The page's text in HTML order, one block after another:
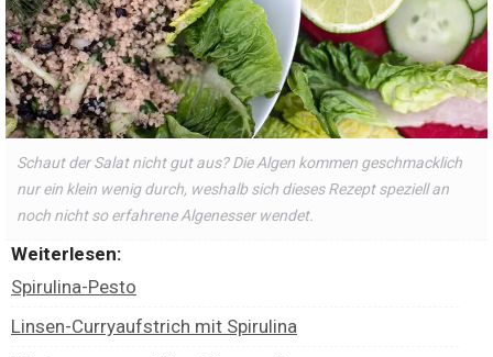
Schaut der Salat nicht gut aus? Die Algen kommen geschmacklich
nur ein klein wenig durch, weshalb sich dieses Rezept speziell an
noch nicht so erfahrene Algenesser wendet.
Weiterlesen:
Spirulina-Pesto
Linsen-Curryaufstrich mit Spirulina